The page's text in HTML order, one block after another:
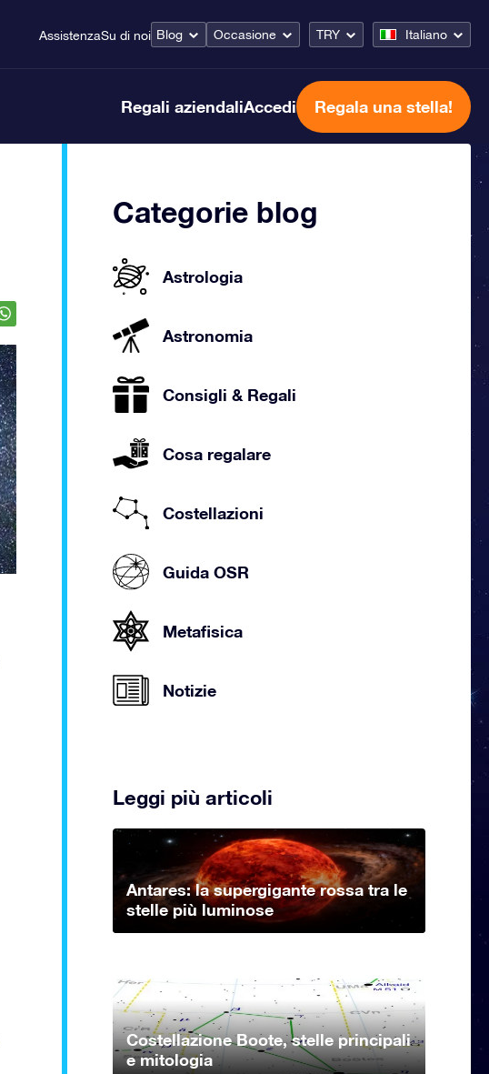
AssistenzaSu di noi Blog Occasione TRY Italiano
Regali aziendaliAccedi Regala una stella!
Categorie blog
Astrologia
Astronomia
Consigli & Regali
Cosa regalare
Costellazioni
Guida OSR
Metafisica
Notizie
Leggi più articoli
Antares: la supergigante rossa tra le
stelle più luminose
Costellazione Boote, stelle principali
e mitologia